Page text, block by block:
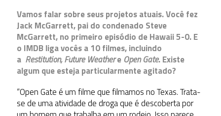
Vamos falar sobre seus projetos atuais. Você fez
Jack McGarrett, pai do condenado Steve
McGarrett, no primeiro episódio de Hawaii 5-0. E
o IMDB liga vocês a 10 filmes, incluindo
a Restitution, Future Weathere Open Gate. Existe
algum que esteja particularmente agitado?
“Open Gate é um filme que filmamos no Texas. Trata-
se de uma atividade de droga que é descoberta por